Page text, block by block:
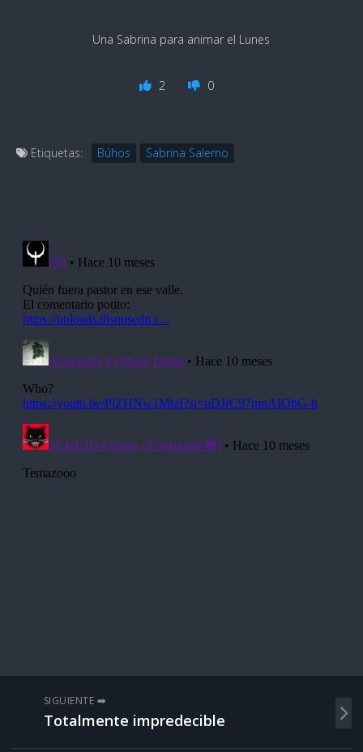
Una Sabrina para animar el Lunes
2 0
Etiquetas: Búhos Sabrina Salerno
SIGUIENTE ➡️
Totalmente impredecible